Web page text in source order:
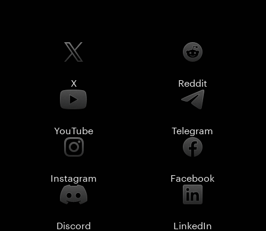
X Reddit
YouTube Telegram
Instagram Facebook
Discord LinkedIn